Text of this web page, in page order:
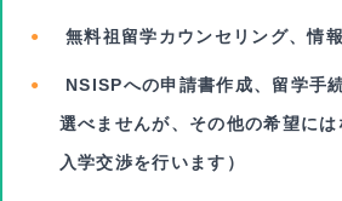
無料祖留学カウンセリング、情
NSISPへの申請書作成、留学手
選べませんが、その他の希望には
入学交渉を行います）